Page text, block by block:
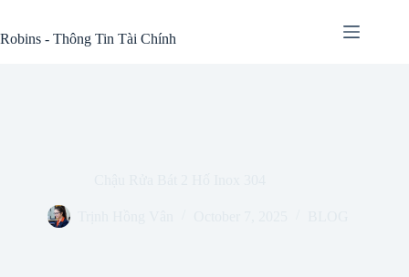
content
Robins - Thông Tin Tài Chính